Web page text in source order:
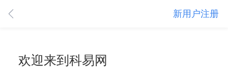
新用户注册
欢迎来到科易网